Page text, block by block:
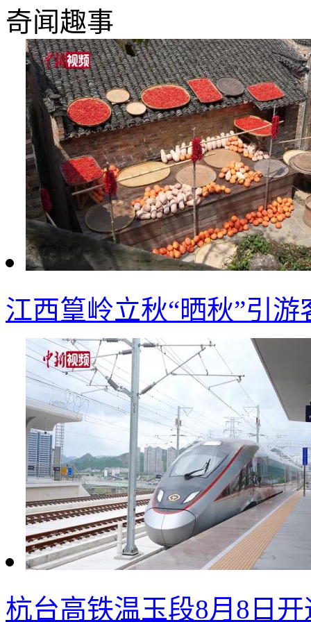
奇闻趣事
江西篁岭立秋“晒秋”引游
杭台高铁温玉段8月8日